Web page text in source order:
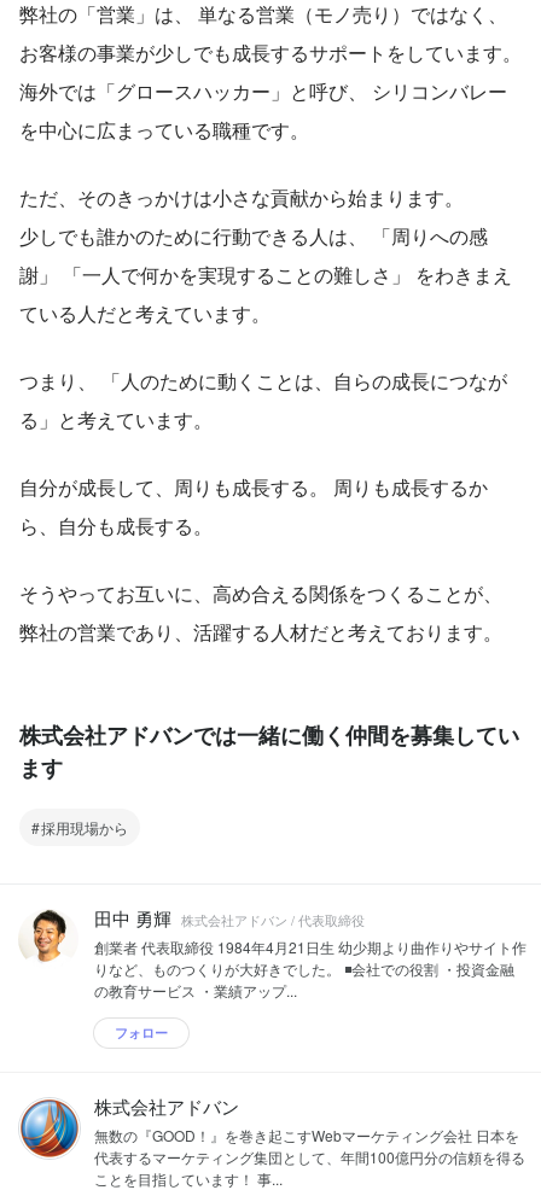
弊社の「営業」は、 単なる営業（モノ売り）ではなく、
お客様の事業が少しでも成長するサポートをしています。
海外では「グロースハッカー」と呼び、 シリコンバレー
を中心に広まっている職種です。
ただ、そのきっかけは小さな貢献から始まります。
少しでも誰かのために行動できる人は、 「周りへの感
謝」 「一人で何かを実現することの難しさ」 をわきまえ
ている人だと考えています。
つまり、 「人のために動くことは、自らの成長につなが
る」と考えています。
自分が成長して、周りも成長する。 周りも成長するか
ら、自分も成長する。
そうやってお互いに、高め合える関係をつくることが、
弊社の営業であり、活躍する人材だと考えております。
株式会社アドバンでは一緒に働く仲間を募集してい
ます
採用現場から
田中 勇輝 株式会社アドバン / 代表取締役
創業者 代表取締役 1984年4月21日生 幼少期より曲作りやサイト作
りなど、ものつくりが大好きでした。 ◾️会社での役割 ・投資金融
の教育サービス ・業績アップ...
フォロー
株式会社アドバン
無数の『GOOD！』を巻き起こすWebマーケティング会社 日本を
代表するマーケティング集団として、年間100億円分の信頼を得る
ことを目指しています！ 事...